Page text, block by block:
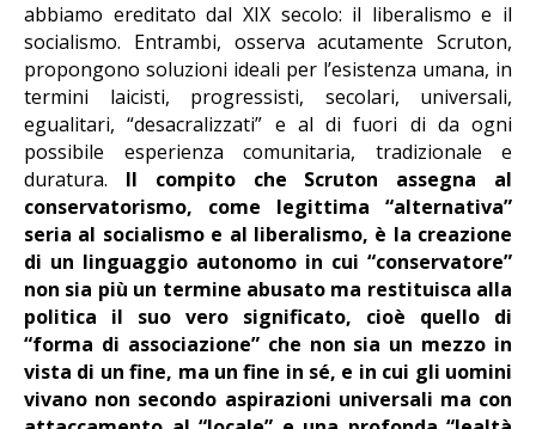
abbiamo ereditato dal XIX secolo: il liberalismo e il
socialismo. Entrambi, osserva acutamente Scruton,
propongono soluzioni ideali per l’esistenza umana, in
termini laicisti, progressisti, secolari, universali,
egualitari, “desacralizzati” e al di fuori di da ogni
possibile esperienza comunitaria, tradizionale e
duratura. Il compito che Scruton assegna al
conservatorismo, come legittima “alternativa”
seria al socialismo e al liberalismo, è la creazione
di un linguaggio autonomo in cui “conservatore”
non sia più un termine abusato ma restituisca alla
politica il suo vero significato, cioè quello di
“forma di associazione” che non sia un mezzo in
vista di un fine, ma un fine in sé, e in cui gli uomini
vivano non secondo aspirazioni universali ma con